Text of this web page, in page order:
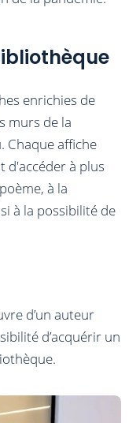
enrichies de
murs de la
Chaque affiche
d'accéder à plus
à la
à la possibilité de
d’un auteur
d’acquérir un